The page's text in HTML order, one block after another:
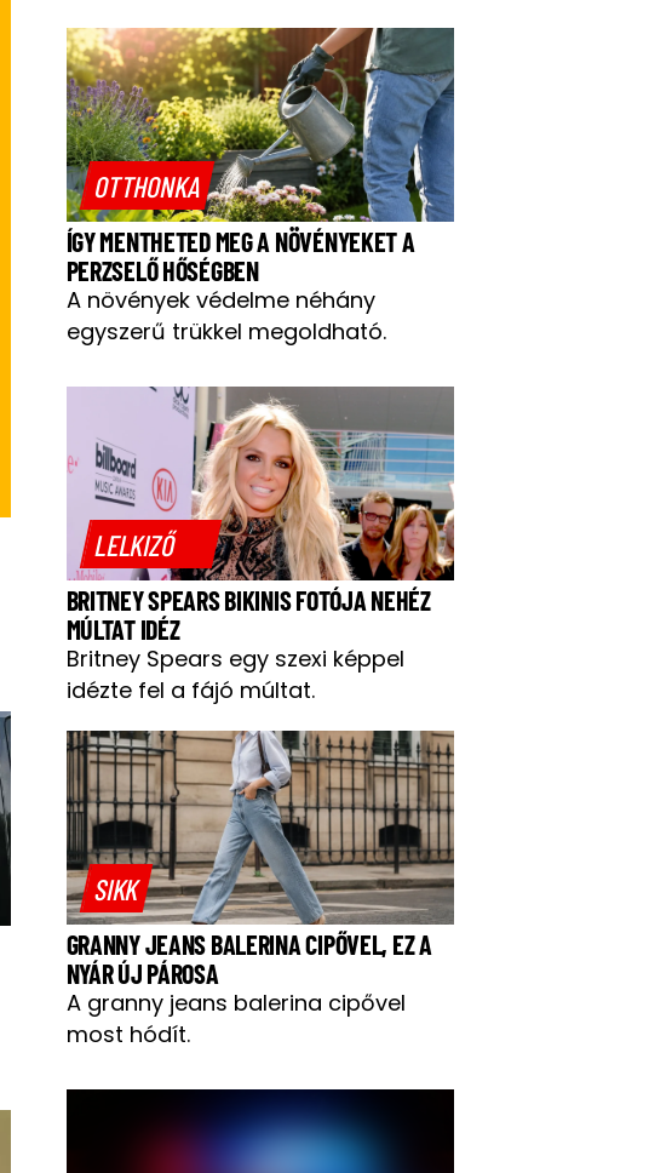
OTTHONKA
ÍGY MENTHETED MEG A NÖVÉNYEKET A
PERZSELŐ HŐSÉGBEN
A növények védelme néhány
egyszerű trükkel megoldható.
LELKIZŐ
BRITNEY SPEARS BIKINIS FOTÓJA NEHÉZ
MÚLTAT IDÉZ
Britney Spears egy szexi képpel
idézte fel a fájó múltat.
SIKK
GRANNY JEANS BALERINA CIPŐVEL, EZ A
NYÁR ÚJ PÁROSA
A granny jeans balerina cipővel
most hódít.